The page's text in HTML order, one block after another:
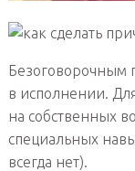
Безоговорочным
в исполнении.
на собственных
специальных
всегда нет).